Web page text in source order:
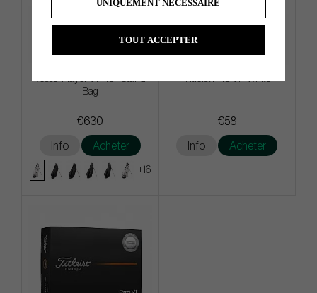
Vessel Player V PRO - Stand
Bag
€630
Info Acheter
+16
Titleist PRO V1 - White
€58
Info Acheter
UNIQUEMENT NÉCESSAIRE
TOUT ACCEPTER